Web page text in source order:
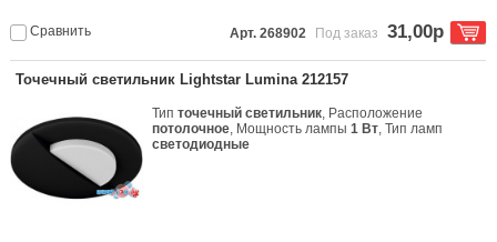
Сравнить Арт. 268902 Под заказ 31,00р
Точечный светильник Lightstar Lumina 212157
Типточечный светильник, Расположение
потолочное, Мощность лампы1 Вт, Тип ламп
светодиодные